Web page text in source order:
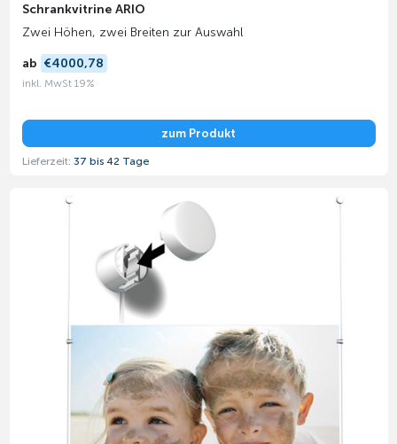
Schrankvitrine ARIO
Zwei Höhen, zwei Breiten zur Auswahl
ab €4000,78
inkl. MwSt 19%
zum Produkt
Lieferzeit: 37 bis 42 Tage